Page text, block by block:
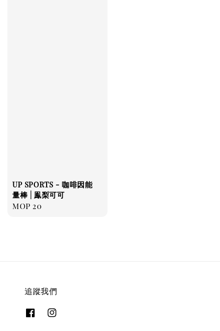
UP SPORTS - 咖啡因能
量棒 | 鳯梨可可
Regular
MOP 20
追蹤我們